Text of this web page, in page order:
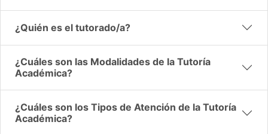
¿Quién es el tutorado/a?
¿Cuáles son las Modalidades de la Tutoría
Académica?
¿Cuáles son los Tipos de Atención de la Tutoría
Académica?